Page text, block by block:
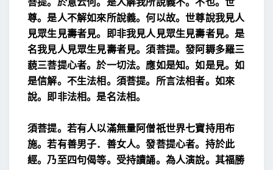
菩提。於意云何。是人解我所說義不。不也。世
尊。是人不解如來所說義。何以故。世尊說我見人
見眾生見壽者見。即非我見人見眾生見壽者見。是
名我見人見眾生見壽者見。須菩提。發阿耨多羅三
藐三菩提心者。於一切法。應如是知。如是見。如
是信解。 不生法相。 須菩提。所言法相者。如來
說。即非法相。是名法相。
須菩提。若有人以滿無量阿僧祇世界七寶持用布
施。若有善男子．善女人。發菩提心者。持於此
經。乃至四句偈等。受持讀誦。為人演說。其福勝